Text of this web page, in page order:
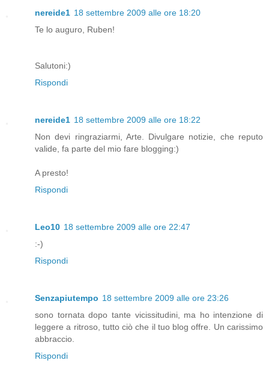
nereide1 18 settembre 2009 alle ore 18:20
Te lo auguro, Ruben!
Salutoni:)
Rispondi
nereide1 18 settembre 2009 alle ore 18:22
Non devi ringraziarmi, Arte. Divulgare notizie, che reputo
valide, fa parte del mio fare blogging:)
A presto!
Rispondi
Leo10 18 settembre 2009 alle ore 22:47
:-)
Rispondi
Senzapiutempo 18 settembre 2009 alle ore 23:26
sono tornata dopo tante vicissitudini, ma ho intenzione di
leggere a ritroso, tutto ciò che il tuo blog offre. Un carissimo
abbraccio.
Rispondi